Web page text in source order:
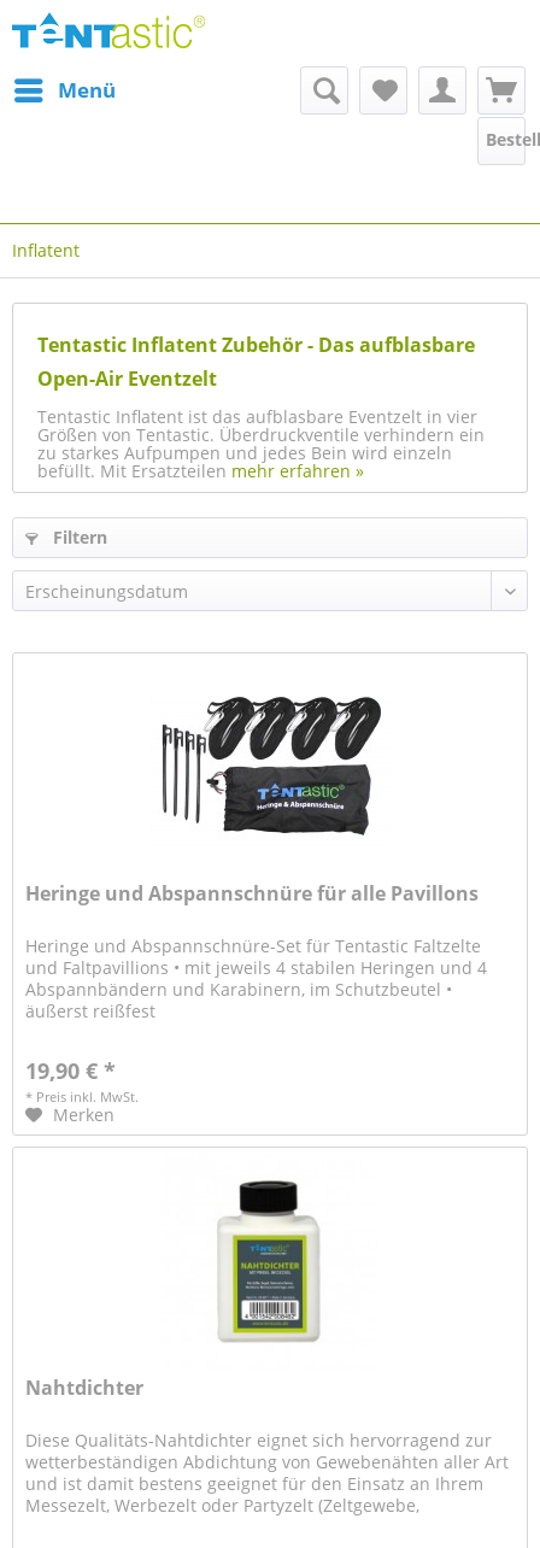
Menü
Inflatent
Tentastic Inflatent Zubehör - Das aufblasbare
Open-Air Eventzelt
Tentastic Inflatent ist das aufblasbare Eventzelt in vier
Größen von Tentastic. Überdruckventile verhindern ein
zu starkes Aufpumpen und jedes Bein wird einzeln
befüllt. Mit Ersatzteilen mehr erfahren »
Filtern
Heringe und Abspannschnüre für alle Pavillons
Heringe und Abspannschnüre-Set für Tentastic Faltzelte
und Faltpavillions • mit jeweils 4 stabilen Heringen und 4
Abspannbändern und Karabinern, im Schutzbeutel •
äußerst reißfest
19,90 € *
* Preis inkl. MwSt.
Merken
Nahtdichter
Diese Qualitäts-Nahtdichter eignet sich hervorragend zur
wetterbeständigen Abdichtung von Gewebenähten aller Art
und ist damit bestens geeignet für den Einsatz an Ihrem
Messezelt, Werbezelt oder Partyzelt (Zeltgewebe,